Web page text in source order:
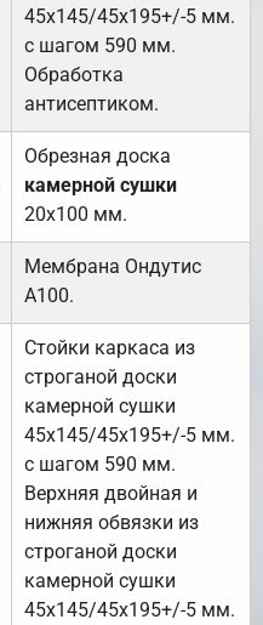
45х145/45х195+/-5 мм.
с шагом 590 мм.
Обработка
антисептиком.
Обрезная доска
камерной сушки
20х100 мм.
Мембрана Ондутис
А100.
Стойки каркаса из
строганой доски
камерной сушки
45х145/45х195+/-5 мм.
с шагом 590 мм.
Верхняя двойная и
нижняя обвязки из
строганой доски
камерной сушки
45х145/45х195+/-5 мм.